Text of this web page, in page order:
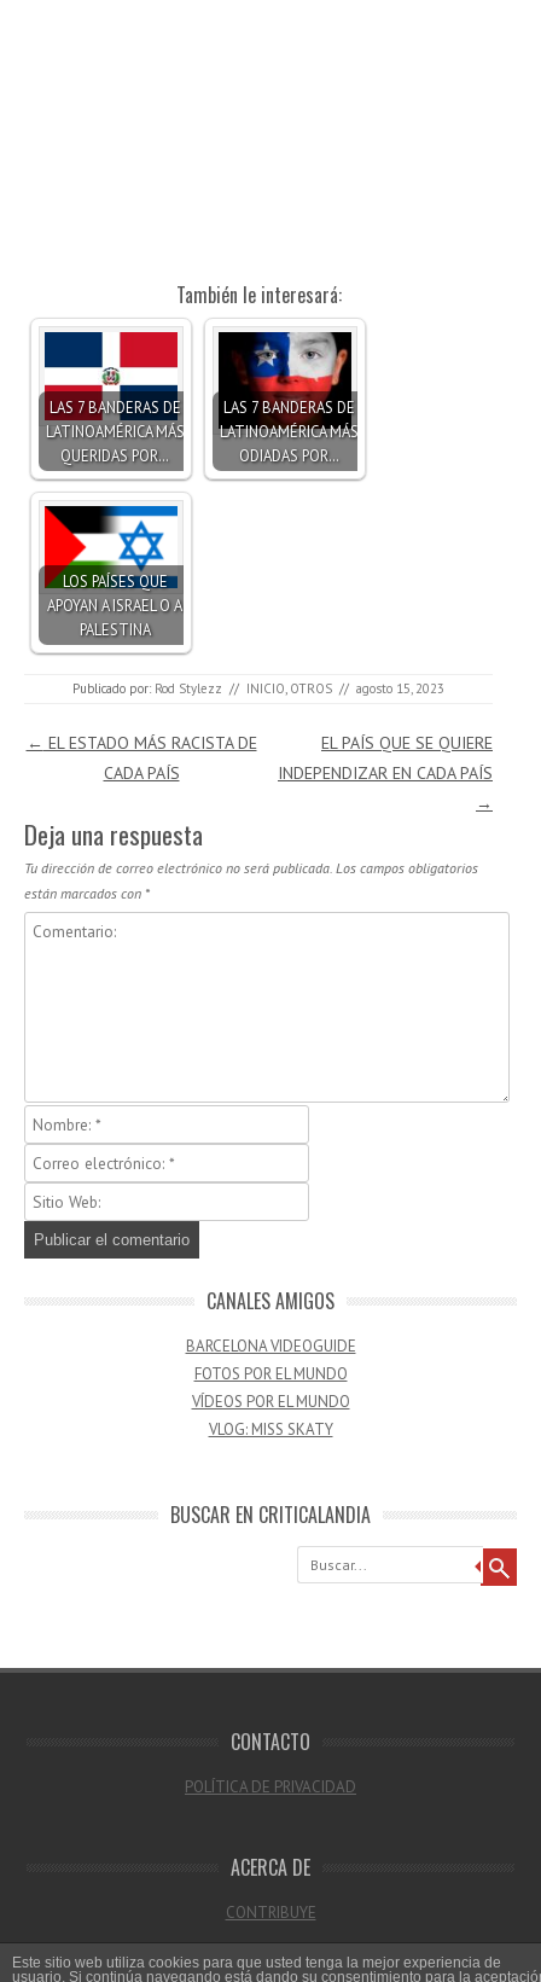
También le interesará:
LAS 7 BANDERAS DE
LATINOAMÉRICA MÁS
QUERIDAS POR…
LAS 7 BANDERAS DE
LATINOAMÉRICA MÁS
ODIADAS POR…
LOS PAÍSES QUE
APOYAN A ISRAEL O A
PALESTINA
Publicado por: Rod Stylezz // INICIO OTROS // agosto 15, 2023
Navegación de entradas
← EL ESTADO MÁS RACISTA DE
CADA PAÍS
EL PAÍS QUE SE QUIERE
INDEPENDIZAR EN CADA PAÍS
→
Deja una respuesta
Tu dirección de correo electrónico no será publicada. Los campos obligatorios
están marcados con *
CANALES AMIGOS
BARCELONA VIDEOGUIDE
FOTOS POR EL MUNDO
VÍDEOS POR EL MUNDO
VLOG: MISS SKATY
BUSCAR EN CRITICALANDIA
Buscar
CONTACTO
POLÍTICA DE PRIVACIDAD
ACERCA DE
CONTRIBUYE
Este sitio web utiliza cookies para que usted tenga la mejor experiencia de
usuario. Si continúa navegando está dando su consentimiento para la